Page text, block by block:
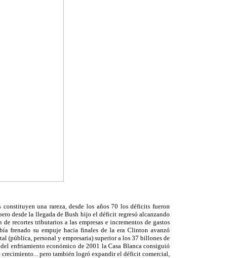
una rareza, desde los años 70 los déficits fueron
desde la llegada de Bush hijo el déficit regresó alcanzando
recortes tributarios a las empresas e incrementos de gastos
frenado su empuje hacia finales de la era Clinton avanzó
(pública, personal y empresaria) superior a los 37 billones de
enfriamiento económico de 2001 la Casa Blanca consiguió
pero también logró expandir el déficit comercial,